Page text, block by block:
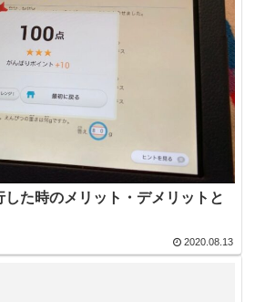
した時のメリット・デメリットと
2020.08.13